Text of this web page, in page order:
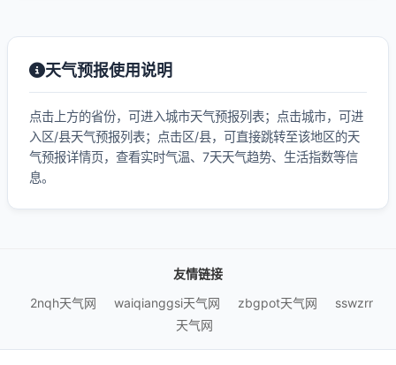
天气预报使用说明
点击上方的省份，可进入城市天气预报列表；点击城市，可进
入区/县天气预报列表；点击区/县，可直接跳转至该地区的天
气预报详情页，查看实时气温、7天天气趋势、生活指数等信
息。
友情链接
2nqh天气网
waiqianggsi天气网 zbgpot天气网
sswzrr
天气网